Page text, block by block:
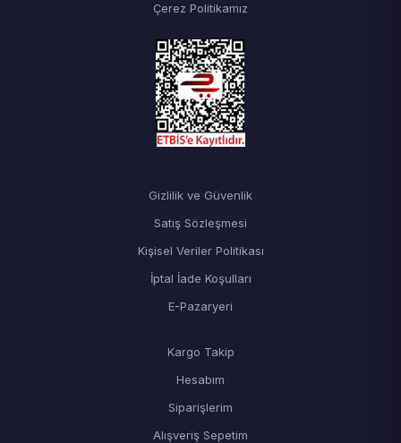
Çerez Politikamız
Gizlilik ve Güvenlik
Satış Sözleşmesi
Kişisel Veriler Politikası
İptal İade Koşulları
E-Pazaryeri
Kargo Takip
Hesabım
Siparişlerim
Alışveriş Sepetim